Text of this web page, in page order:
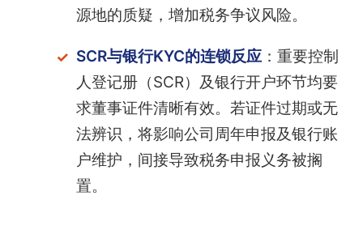
源地的质疑，增加税务争议风险。
SCR与银行KYC的连锁反应：重要控制
人登记册（SCR）及银行开户环节均要
求董事证件清晰有效。若证件过期或无
法辨识，将影响公司周年申报及银行账
户维护，间接导致税务申报义务被搁
置。